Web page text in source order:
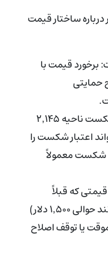
ساختار قیمت
قیمت با
حجم معاملات در نقاط شکست: شکست ناحیه ۲٬۱۴۵
اعتبار شکست را
شکست معمولاً
که قبلاً
تقاضای بالایی را نشان داده‌اند (مانند حوالی ۱٬۵۰۰ دلار)
یا توقف اصلاح